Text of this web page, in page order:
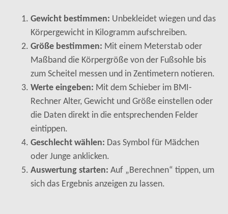
Gewicht bestimmen: Unbekleidet wiegen und das
Körpergewicht in Kilogramm aufschreiben.
Größe bestimmen: Mit einem Meterstab oder
Maßband die Körpergröße von der Fußsohle bis
zum Scheitel messen und in Zentimetern notieren.
Werte eingeben: Mit dem Schieber im BMI-
Rechner Alter, Gewicht und Größe einstellen oder
die Daten direkt in die entsprechenden Felder
eintippen.
Geschlecht wählen: Das Symbol für Mädchen
oder Junge anklicken.
Auswertung starten: Auf „Berechnen“ tippen, um
sich das Ergebnis anzeigen zu lassen.